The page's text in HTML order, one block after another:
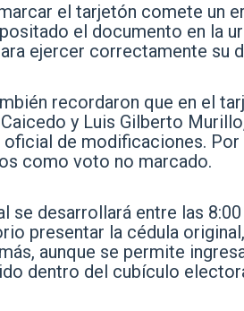
el tarjetón comete un
el documento en la
ejercer correctamente su
recordaron que en el
y Luis Gilberto
de modificaciones.
como voto no marcado.
se desarrollará entre las
presentar la cédula
aunque se permite
dentro del cubículo